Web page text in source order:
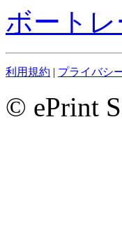
ボート
利用規約 | プライバシ
© ePrint